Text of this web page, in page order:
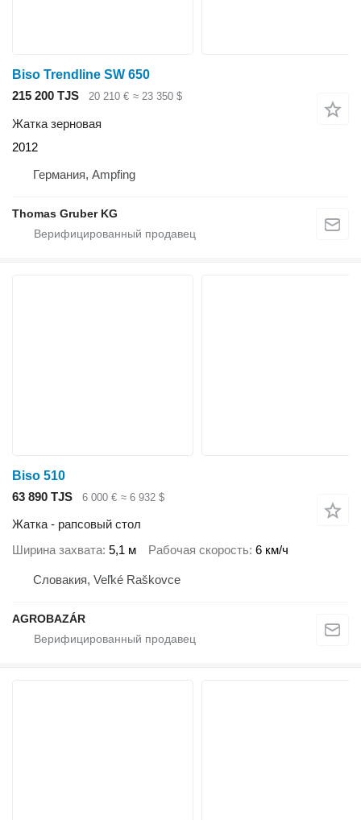
Biso Trendline SW 650
215 200 TJS
20 210 € ≈ 23 350 $
Жатка зерновая
2012
Германия, Ampfing
Thomas Gruber KG
Biso 510
63 890 TJS
6 000 € ≈ 6 932 $
Жатка - рапсовый стол
Ширина захвата 5,1 м Рабочая скорость 6 км/ч
Словакия, Veľké Raškovce
AGROBAZÁR